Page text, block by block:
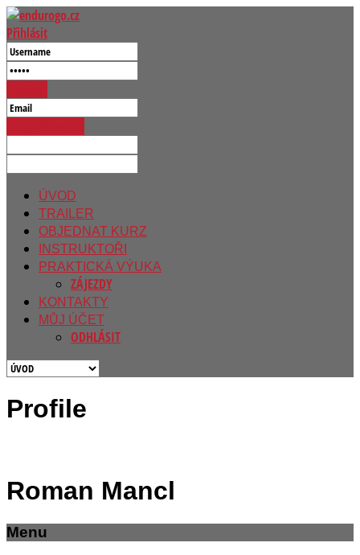
Přihlásit
ÚVOD
TRAILER
OBJEDNAT KURZ
INSTRUKTOŘI
PRAKTICKÁ VÝUKA
ZÁJEZDY
KONTAKTY
MŮJ ÚČET
ODHLÁSIT
Profile
Roman Mancl
Menu